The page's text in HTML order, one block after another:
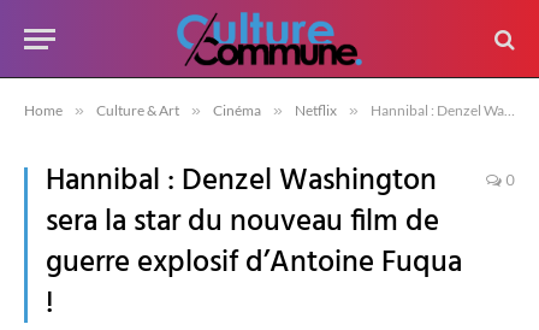
Home » Culture & Art » Cinéma » Netflix » Hannibal : Denzel Washington sera la star du nouveau film de guerre explosif d’Antoine Fuqua !
Hannibal : Denzel Washington
sera la star du nouveau film de
guerre explosif d’Antoine Fuqua
!
0